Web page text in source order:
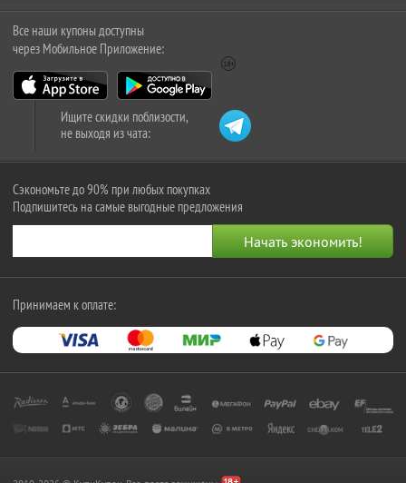
Все наши купоны доступны
через Мобильное Приложение:
Ищите скидки поблизости,
не выходя из чата:
Сэкономьте до 90% при любых покупках
Подпишитесь на самые выгодные предложения
Принимаем к оплате: